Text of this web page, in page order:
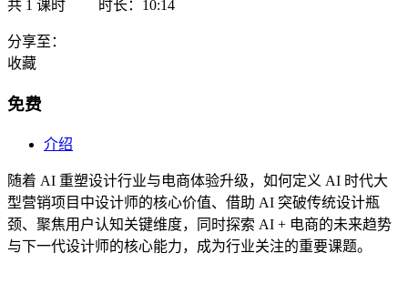
共 1 课时 时长：10:14
分享至：
收藏
免费
介绍
随着 AI 重塑设计行业与电商体验升级，如何定义 AI 时代大
型营销项目中设计师的核心价值、借助 AI 突破传统设计瓶
颈、聚焦用户认知关键维度，同时探索 AI + 电商的未来趋势
与下一代设计师的核心能力，成为行业关注的重要课题。